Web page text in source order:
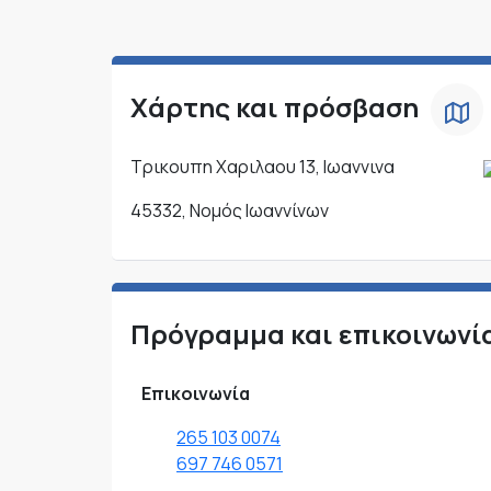
Χάρτης και πρόσβαση
Τρικουπη Χαριλαου 13, Ιωαννινα
45332, Νομός Ιωαννίνων
Πρόγραμμα και
Επικοινωνία
265 103 0074
697 746 0571